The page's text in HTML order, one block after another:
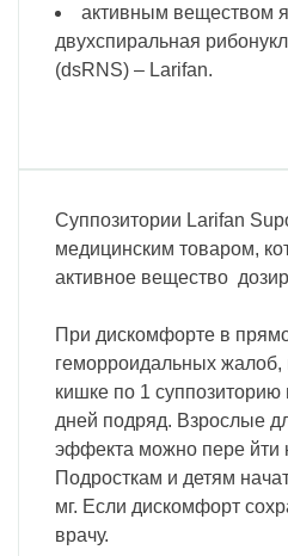
активным веществом
двухспиральная
(dsRNS) – Larifan.
Суппозитории Larifan
медицинским товаром,
активное вещество
При дискомфорте в
геморроидальных жалоб,
кишке по 1 суппозиторию
дней подряд. Взрослые
эффекта можно пере йти
Подросткам и детям
мг. Если дискомфорт
врачу.